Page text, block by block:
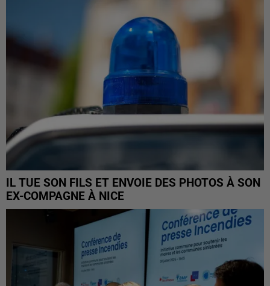
IL TUE SON FILS ET ENVOIE DES PHOTOS À SON
EX-COMPAGNE À NICE